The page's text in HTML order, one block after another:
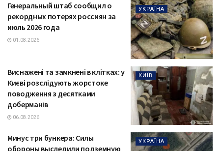
УКРАЇНА
Генеральный штаб сообщил о
рекордных потерях россиян за
июль 2026 года
01.08.2026
КИЇВ
Виснажені та замкнені в клітках: у
Києві розслідують жорстоке
поводження з десятками
доберманів
06.08.2026
УКРАЇНА
Минус три бункера: Силы
обороны выследили подземную